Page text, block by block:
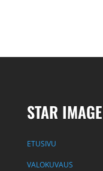
STAR IMAGE
ETUSIVU
VALOKUVAUS